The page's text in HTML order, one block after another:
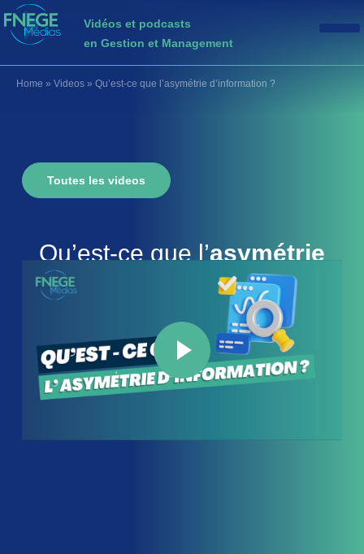
Vidéos et podcasts
en Gestion et Management
Home » Videos » Qu’est-ce que l’asymétrie d’information ?
Toutes les videos
Qu’est-ce que l’asymétrie
d’information?